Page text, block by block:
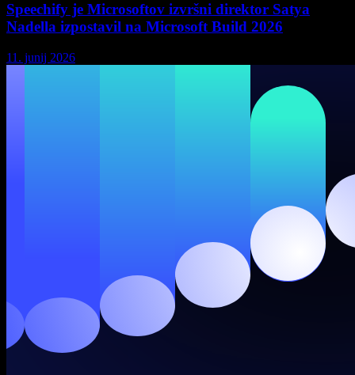
Speechify je Microsoftov izvršni direktor Satya
Nadella izpostavil na Microsoft Build 2026
11. junij 2026